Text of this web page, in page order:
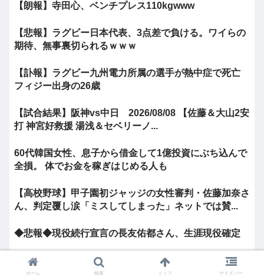
【朗報】寺田心、ベンチプレス110kgwww
【悲報】ラグビー日本代表、3点差で負ける。ワイらの
期待、無事裏切られるｗｗｗ
【訃報】ラグビー九州電力所属の選手が熱中症で死亡
フィジー出身の26歳
【試合結果】阪神vs中日 2026/08/08 【佐藤＆大山2安
打 神宮好救援 湯浅＆セベリーノ...
60代韓国女性、息子から借金して1億投資にぶち込んで
全損。 体でお金を稼ぎはじめる人も
【高校野球】甲子園初ジャッジの女性審判・佐藤加奈さ
ん、判定覆し涙「ミスしてしまった」ネットでは賛...
◆悲報◆現役続行宣言の長友佑都さん、生涯現役確定
阪神、守備崩壊で中日に2連敗・・・・・・
ホーム 検索 トップ サイドバー